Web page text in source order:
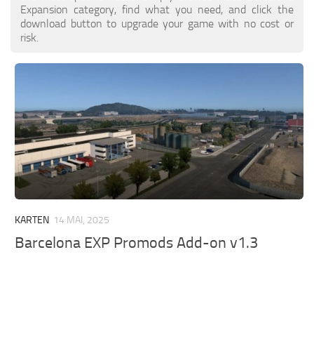
ETS 2 Nachrichten
Kontakte
PT
PL
FR
RO
Andere
Packungen
Verkehr
Trailer Skins
Anhänger
Lkw-Häute
Lastkraftwagen
Fahrzeuge
Expansion category, find what you need, and click the
download button to upgrade your game with no cost or
risk.
KARTEN 14 MAI, 2025
Barcelona EXP Promods Add-on v1.3